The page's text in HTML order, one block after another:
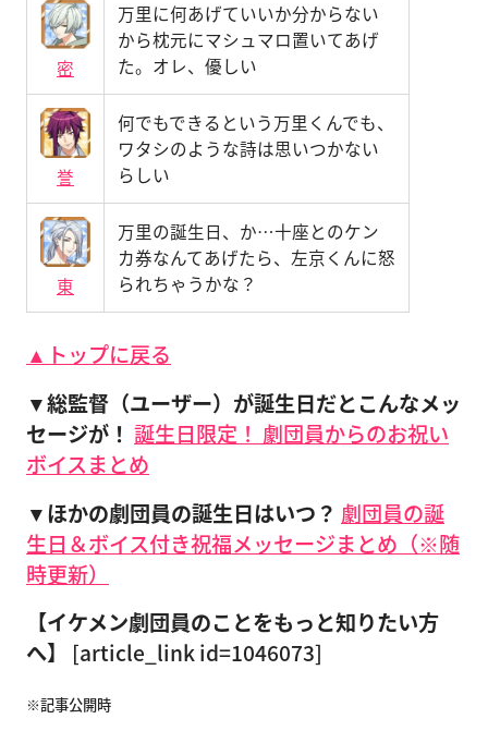
密
万里に何あげていいか分からない
から枕元にマシュマロ置いてあげ
た。オレ、優しい
誉
何でもできるという万里くんでも、
ワタシのような詩は思いつかない
らしい
東
万里の誕生日、か…十座とのケン
カ券なんてあげたら、左京くんに怒
られちゃうかな？
▲トップに戻る
▼総監督（ユーザー）が誕生日だとこんなメッ
セージが！ 誕生日限定！ 劇団員からのお祝い
ボイスまとめ
▼ほかの劇団員の誕生日はいつ？ 劇団員の誕
生日＆ボイス付き祝福メッセージまとめ（※随
時更新）
【イケメン劇団員のことをもっと知りたい方
へ】
[article_link id=1046073]
※記事公開時